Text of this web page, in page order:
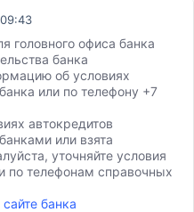
головного офиса банка
банка
об условиях
или по телефону +7
автокредитов
или взята
уточняйте условия
по телефонам справочных
банка